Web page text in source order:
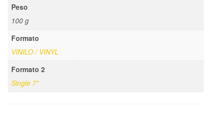
Peso
100 g
Formato
VINILO / VINYL
Formato 2
Single 7"